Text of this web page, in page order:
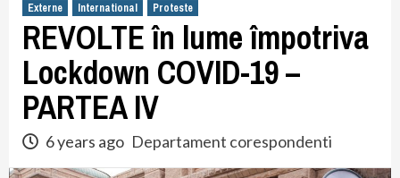
Externe International Proteste
REVOLTE în lume împotriva
Lockdown COVID-19 –
PARTEA IV
6 years ago Departament corespondenti